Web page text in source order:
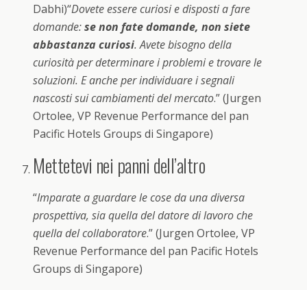
Dabhi)“Dovete essere curiosi e disposti a fare
domande:se non fate domande, non siete
abbastanza curiosi. Avete bisogno della
curiosità per determinare i problemi e trovare le
soluzioni. E anche per individuare i segnali
nascosti sui cambiamenti del mercato.” (Jurgen
Ortolee, VP Revenue Performance del pan
Pacific Hotels Groups di Singapore)
Mettetevi nei panni dell’altro
“Imparate a guardare le cose da una diversa
prospettiva, sia quella del datore di lavoro che
quella del collaboratore.” (Jurgen Ortolee, VP
Revenue Performance del pan Pacific Hotels
Groups di Singapore)